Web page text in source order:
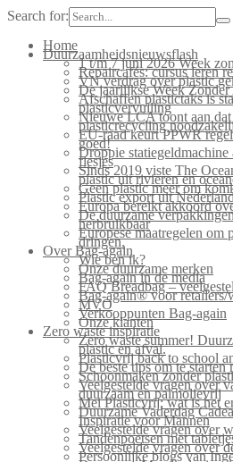
Search for:
Home
Duurzaamheidsnieuwsflash
1 t/m 7 juni 2026 Week
Repaircafés: cursus leren
VN verdrag over plastic
De jaarlijkse Week
Afschaffen plastictaks is
plasticvervuiling
Nieuwe LCA toont aan
plasticrecycling
EU-raad keurt PPWR
goed!
Droppie
flesjes
Sinds 2019 viste The
plastic uit rivieren en
Geen plastic meer om
Plastic export uit
Europa bereikt akkoord
De duurzame
herbruikbaar
Europese maatregelen om
dringen.
Over Bag-again
Wie ben ik?
Onze duurzame merken
Bag-again in de media
FAQ Breadbag –
Bag-again® voor retailers/
MVO
Verkooppunten Bag-again
Onze klanten
Zero waste inspiratie
Zero waste summer!
plastic en afval.
Plasticvrij back to school
De beste tips om te starten
Schoonmaken zonder
Veelgestelde vragen over
duurzaam en palmolievrij
Mei Plasticvrij: wat is het
Duurzame Vaderdag
Inspiratie voor Mannen
Veelgestelde vragen over
Tandenpoetsen met
Veelgestelde vragen over
Persoonlijke blogs van